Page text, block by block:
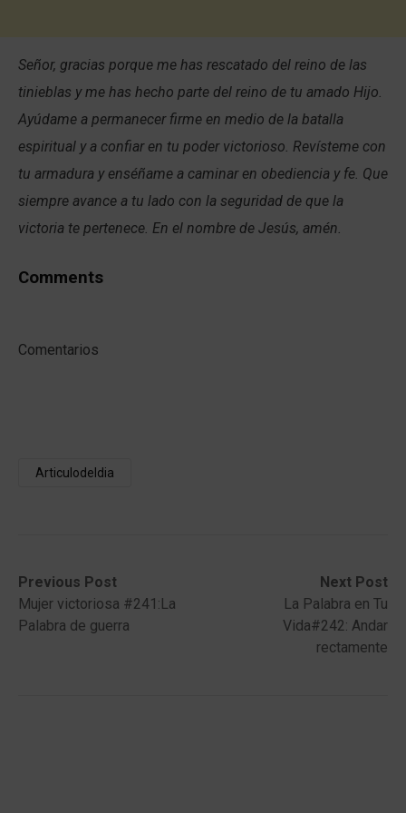
Señor, gracias porque me has rescatado del reino de las
tinieblas y me has hecho parte del reino de tu amado Hijo.
Ayúdame a permanecer firme en medio de la batalla
espiritual y a confiar en tu poder victorioso. Revísteme con
tu armadura y enséñame a caminar en obediencia y fe. Que
siempre avance a tu lado con la seguridad de que la
victoria te pertenece. En el nombre de Jesús, amén.
Comments
Comentarios
Articulodeldia
Post
navigation
Previous Post
Previous
post:Mujer victoriosa #241:La
Palabra de guerra
Next Post
Next
post:
La Palabra en Tu
Vida#242: Andar
rectamente